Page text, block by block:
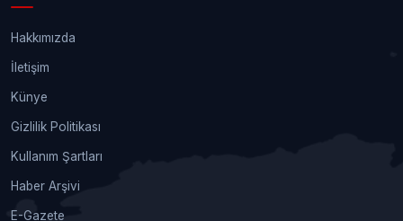
Hakkımızda
İletişim
Künye
Gizlilik Politikası
Kullanım Şartları
Haber Arşivi
E-Gazete